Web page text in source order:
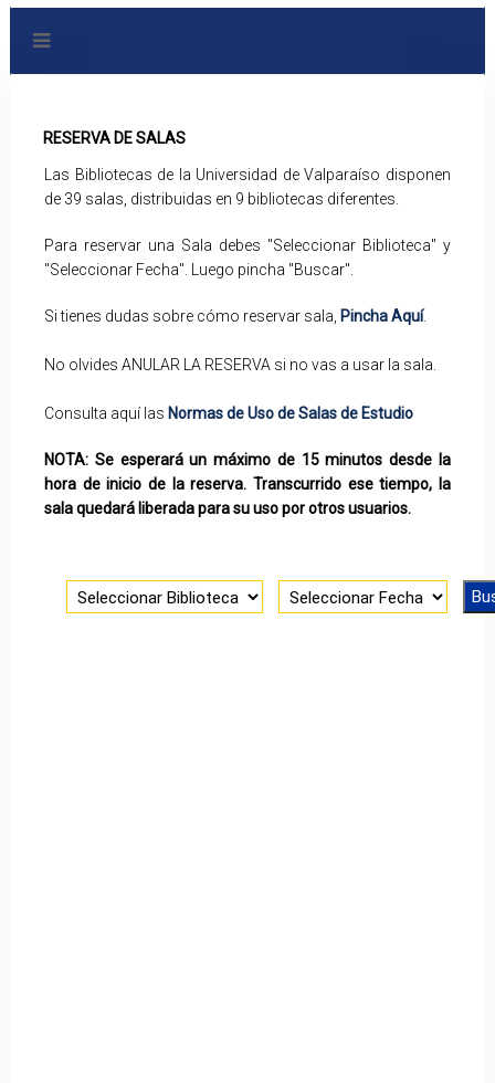
RESERVA DE SALAS
Las Bibliotecas de la Universidad de Valparaíso disponen
de 39 salas, distribuidas en 9 bibliotecas diferentes.
Para reservar una Sala debes "Seleccionar Biblioteca" y
"Seleccionar Fecha". Luego pincha "Buscar".
Si tienes dudas sobre cómo reservar sala, Pincha Aquí.
No olvides ANULAR LA RESERVA si no vas a usar la sala.
Consulta aquí las Normas de Uso de Salas de Estudio
NOTA: Se esperará un máximo de 15 minutos desde la
hora de inicio de la reserva. Transcurrido ese tiempo, la
sala quedará liberada para su uso por otros usuarios.